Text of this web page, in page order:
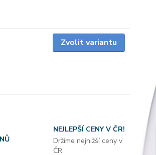
Zvolit variantu
NEJLEPŠÍ CENY V ČR!
Držíme nejnižší ceny v
ČR